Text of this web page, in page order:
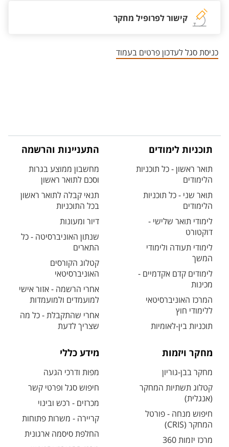
קישור לפרופיל מחקר
כניסת סגל לעדכון פרטים בעמוד
תוכניות לימודים
תואר ראשון - כל תוכניות
הלימודים
תואר שני - כל תוכניות
הלימודים
לימודי תואר שלישי -
דוקטורט
לימודי תעודה ולימודי
המשך
לימודים קדם אקדמיים -
מכינות
המרכז האוניברסיטאי
ללימודי חוץ
תוכניות בין-לאומיות
התעניינות והרשמה
מחשבון ממוצע בגרות
וסכם לתואר ראשון
תנאי קבלה לתואר ראשון
בכל התוכניות
דיור ומעונות
שנתון האוניברסיטה - כל
התארים
קטלוג הקורסים
האוניברסיטאי
אחרי הרשמה - אזור אישי
למועמדים ולמועמדות
אחרי שהתקבלת - כל מה
שצריך לדעת
מחקר ויזמות
מחקר בבן-גוריון
קטלוג תשתיות המחקר
(אנגלית)
חיפוש מנחה - פורטל
המחקר (CRIS)
מרכז יזמות 360
מידע כללי
מפות ודרכי הגעה
חיפוש סגל ופרטי קשר
מכרזים - רכש ובינוי
קריירה - משרות פתוחות
החלפת סיסמה ארגונית